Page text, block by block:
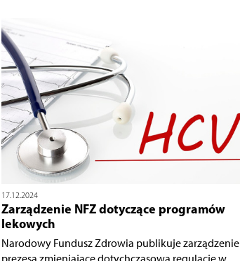
17.12.2024
Zarządzenie NFZ dotyczące programów
lekowych
Narodowy Fundusz Zdrowia publikuje zarządzenie